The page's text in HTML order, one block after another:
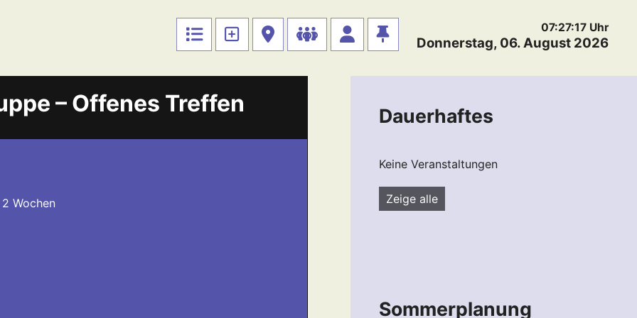
07:27:18 Uhr
Donnerstag, 06. August 2026
– Offenes Treffen
Wochen
Dauerhaftes
Keine Veranstaltungen
Zeige alle
Sommerplanung